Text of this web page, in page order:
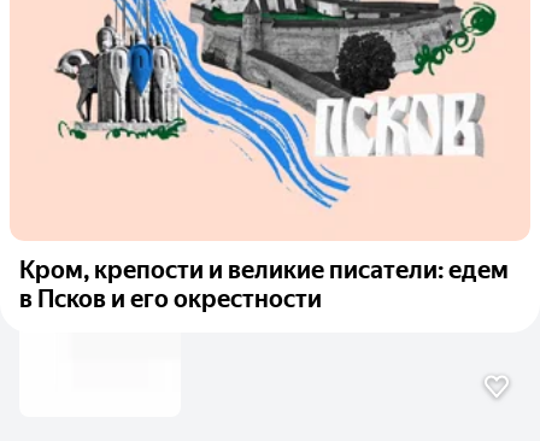
Кром, крепости и великие писатели: едем
в Псков и его окрестности